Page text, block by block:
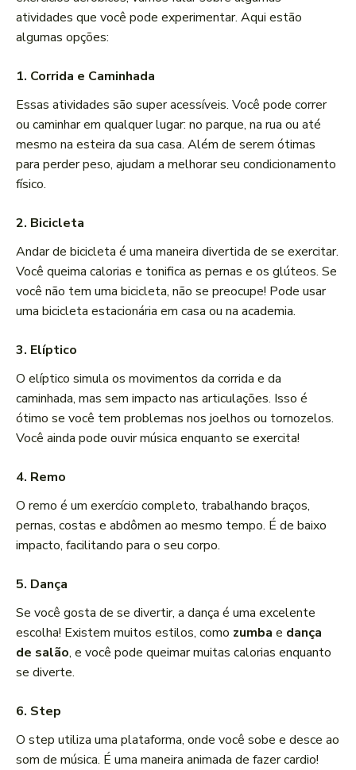
atividades que você pode experimentar. Aqui estão
algumas opções:
1. Corrida e Caminhada
Essas atividades são super acessíveis. Você pode correr
ou caminhar em qualquer lugar: no parque, na rua ou até
mesmo na esteira da sua casa. Além de serem ótimas
para perder peso, ajudam a melhorar seu condicionamento
físico.
2. Bicicleta
Andar de bicicleta é uma maneira divertida de se exercitar.
Você queima calorias e tonifica as pernas e os glúteos. Se
você não tem uma bicicleta, não se preocupe! Pode usar
uma bicicleta estacionária em casa ou na academia.
3. Elíptico
O elíptico simula os movimentos da corrida e da
caminhada, mas sem impacto nas articulações. Isso é
ótimo se você tem problemas nos joelhos ou tornozelos.
Você ainda pode ouvir música enquanto se exercita!
4. Remo
O remo é um exercício completo, trabalhando braços,
pernas, costas e abdômen ao mesmo tempo. É de baixo
impacto, facilitando para o seu corpo.
5. Dança
Se você gosta de se divertir, a dança é uma excelente
escolha! Existem muitos estilos, como zumba e dança
de salão, e você pode queimar muitas calorias enquanto
se diverte.
6. Step
O step utiliza uma plataforma, onde você sobe e desce ao
som de música. É uma maneira animada de fazer cardio!